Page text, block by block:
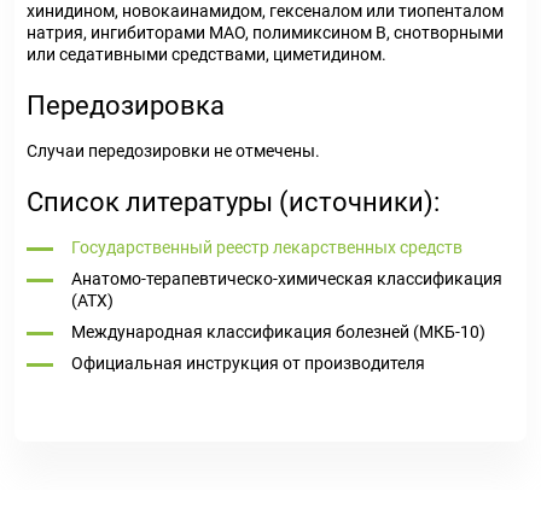
хинидином, новокаинамидом, гексеналом или тиопенталом
натрия, ингибиторами МАО, полимиксином В, снотворными
или седативными средствами, циметидином.
Передозировка
Случаи передозировки не отмечены.
Список литературы (источники):
Государственный реестр лекарственных средств
Анатомо-терапевтическо-химическая классификация
(ATX)
Международная классификация болезней (МКБ-10)
Официальная инструкция от производителя